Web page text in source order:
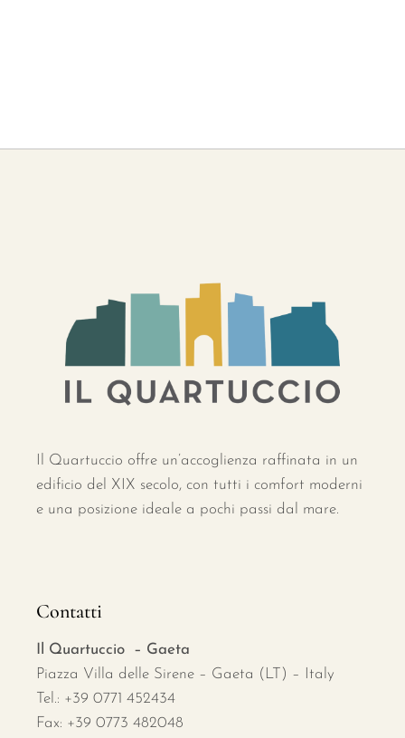
Il Quartuccio offre un’accoglienza raffinata in un
edificio del XIX secolo, con tutti i comfort moderni
e una posizione ideale a pochi passi dal mare.
Contatti
Il Quartuccio – Gaeta
Piazza Villa delle Sirene – Gaeta (LT) – Italy
Tel.: +39 0771 452434
Fax: +39 0773 482048